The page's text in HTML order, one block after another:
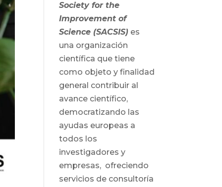
Society for the
Improvement of
Science (SACSIS) es
una organización
científica que tiene
como objeto y finalidad
general contribuir al
avance científico,
democratizando las
ayudas europeas a
todos los
investigadores y
empresas, ofreciendo
servicios de consultoría